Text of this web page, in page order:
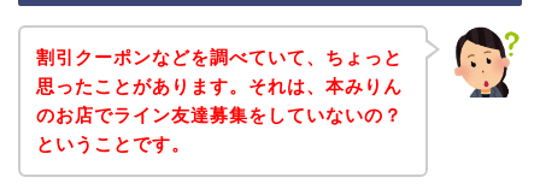
割引クーポンなどを調べていて、ちょっと
思ったことがあります。それは、本みりん
のお店でライン友達募集をしていないの？
ということです。